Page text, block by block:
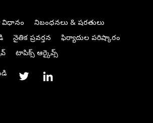
విధానం
నిబంధనలు & షరతులు
నైతిక ప్రవర్తన
ఫిర్యాదుల పరిష్కారం
టాపిక్స్ ఆర్కైవ్స్